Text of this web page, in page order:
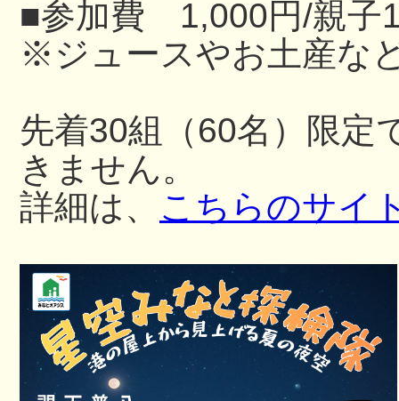
■参加費 1,000円/親子
※ジュースやお土産な
先着30組（60名）限定
きません。
詳細は、 こちらのサイ